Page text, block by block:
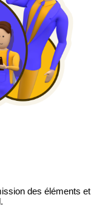
des éléments et